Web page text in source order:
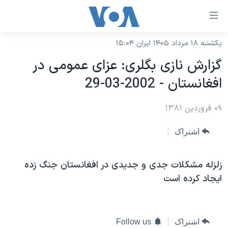
لینکهای
دسترسی
جهش
به
محتوای
اصلی
جهش
اصلی
جهش
به
نسخه سبک وب‌سایت
موضوع ها
ایران
آمریکا
ورزشی
گزیده‌ها
ویدیوها
برنامه های تلویزیونی
جدول برنامه ها
جام جهانی ۲۰۲۶
عملیات خشم حماسی
بایگانی برنامه‌های تلویزیونی
فرکانس‌های صدای آمریکا
پخش رادیویی
یکشنبه ۱۸ مرداد ۱۴۰۵ ایران ۱۵:۰۴
گزارش نازی بگلری: عزای عمومی در
افغانستان - 2002-03-29
۰۹ فروردین ۱۳۸۱
اشتراک
زلزله مشکلات جدی و جديدی در افغانستان جنگ زده
ايجاد کرده است
اشتراک Follow us